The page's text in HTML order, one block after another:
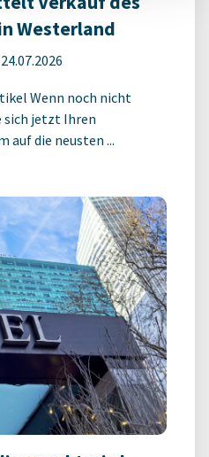
Westerland
24.07.2026
Wenn noch nicht
jetzt Ihren
auf die neusten ...